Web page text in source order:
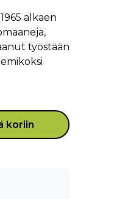
alkaen
työstään
koriin